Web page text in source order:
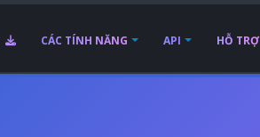
CÁC TÍNH NĂNG API HỖ TRỢ